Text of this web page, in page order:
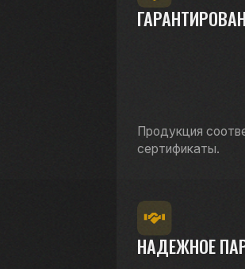
НАДЕЖНОЕ ПАРТНЕРСТВО
подход к каждому клиенту.